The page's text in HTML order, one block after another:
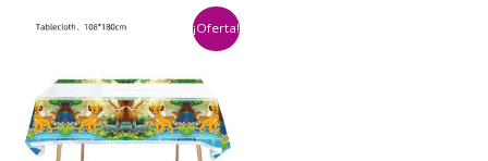
$1.500.$1.200.
¡Oferta!